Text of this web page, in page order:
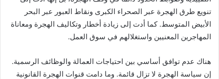
تنويع طرق الهجرة عبر الصحراء الكبرى ونقاط العبور عبر البحر
الأبيض المتوسط. كما أدت إلى زيادة أخطار وتكاليف الهجرة ومعاناة
المهاجرين المعنيين واستغلالهم في سوق العمل.
هناك عدم توافق أساسي بين احتياجات العمالة والوظائف الرسمية.
إن سياسة الهجرة لا تزال قائمة. وما دامت قنوات الهجرة القانونية